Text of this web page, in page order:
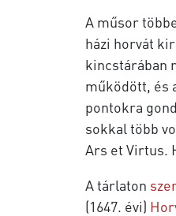
A műsor
házi horvát
kincstárában
működött, és
pontokra
sokkal több
Ars et Virtus.
A tárlaton
(1647. évi)